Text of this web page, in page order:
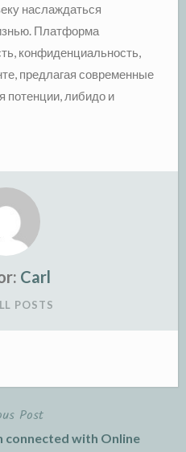
наслаждаться
Платформа
конфиденциальность,
предлагая современные
потенции, либидо и
Carl
POSTS
Post
connected with Online